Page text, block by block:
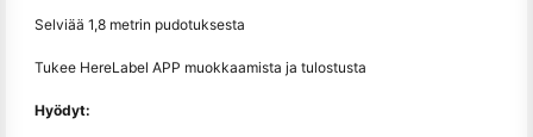
Selviää 1,8 metrin pudotuksesta
Tukee HereLabel APP muokkaamista ja tulostusta
Hyödyt: